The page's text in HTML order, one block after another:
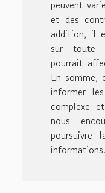
peuvent
et des
addition, il
sur toute
pourrait
En somme,
informer
complexe
nous
poursuivre